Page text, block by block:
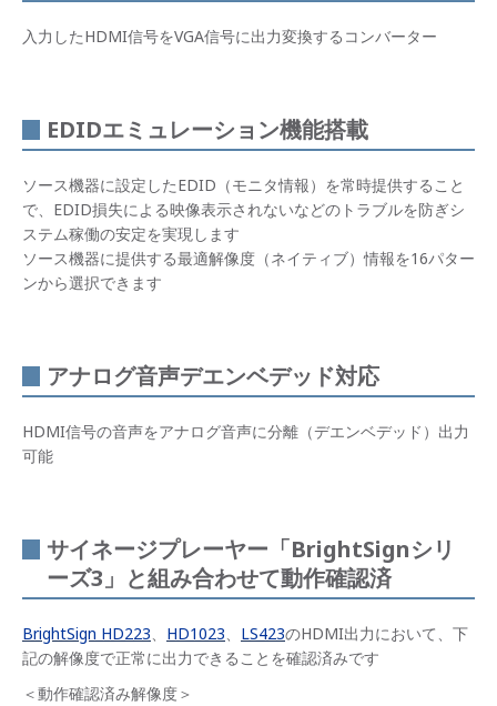
入力したHDMI信号をVGA信号に出力変換するコンバーター
EDIDエミュレーション機能搭載
ソース機器に設定したEDID（モニタ情報）を常時提供すること
で、EDID損失による映像表示されないなどのトラブルを防ぎシ
ステム稼働の安定を実現します
ソース機器に提供する最適解像度（ネイティブ）情報を16パター
ンから選択できます
アナログ音声デエンベデッド対応
HDMI信号の音声をアナログ音声に分離（デエンベデッド）出力
可能
サイネージプレーヤー「BrightSignシリ
ーズ3」と組み合わせて動作確認済
BrightSign HD223、 HD1023、 LS423のHDMI出力において、下
記の解像度で正常に出力できることを確認済みです
＜動作確認済み解像度＞